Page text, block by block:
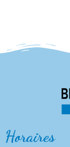
Horaires